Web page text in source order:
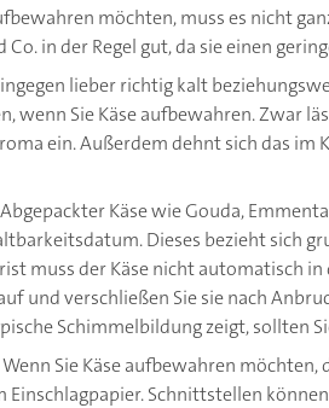
möchten, muss es nicht
in der Regel gut, da sie einen
lieber richtig kalt
wenn Sie Käse aufbewahren. Zwar
ein. Außerdem dehnt sich das im
Käse wie Gouda,
Dieses bezieht sich
muss der Käse nicht automatisch
und verschließen Sie sie nach
Schimmelbildung zeigt, sollten
Sie Käse aufbewahren möchten,
Einschlagpapier. Schnittstellen